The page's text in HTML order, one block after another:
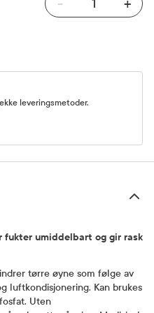
- +
leveringsmetoder.
fukter umiddelbart og gir rask
tørre øyne som følge av
luftkondisjonering. Kan brukes
Uten